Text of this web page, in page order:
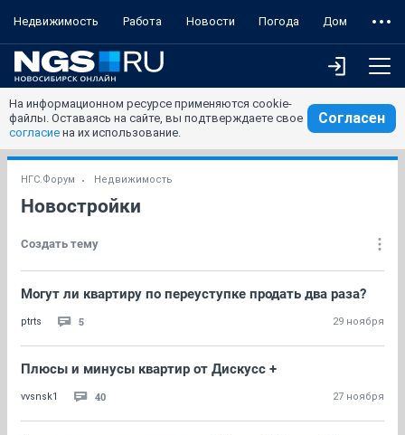
Недвижимость Работа Новости Погода Дом
На информационном ресурсе применяются cookie-
файлы. Оставаясь на сайте, вы подтверждаете свое
согласие на их использование.
Согласен
НГС.Форум Недвижимость
Новостройки
Создать тему
Могут ли квартиру по переуступке продать два раза?
ptrts 5 29 ноября
Плюсы и минусы квартир от Дискусс +
vvsnsk1 40 27 ноября